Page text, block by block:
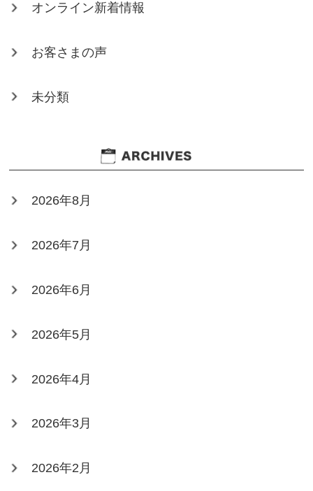
オンライン新着情報
お客さまの声
未分類
2026年8月
2026年7月
2026年6月
2026年5月
2026年4月
2026年3月
2026年2月